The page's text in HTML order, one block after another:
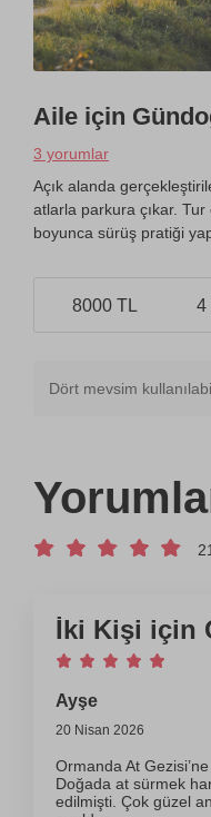
Aile için
3 yorumlar
Açık alanda
atlarla parkura çıkar.
boyunca sürüş pratiği
8000 TL 4
Dört mevsim
İki Kişi için
Ayşe
20 Nisan 2026
Ormanda At Gezisi’ne
Doğada at sürmek
edilmişti. Çok güzel